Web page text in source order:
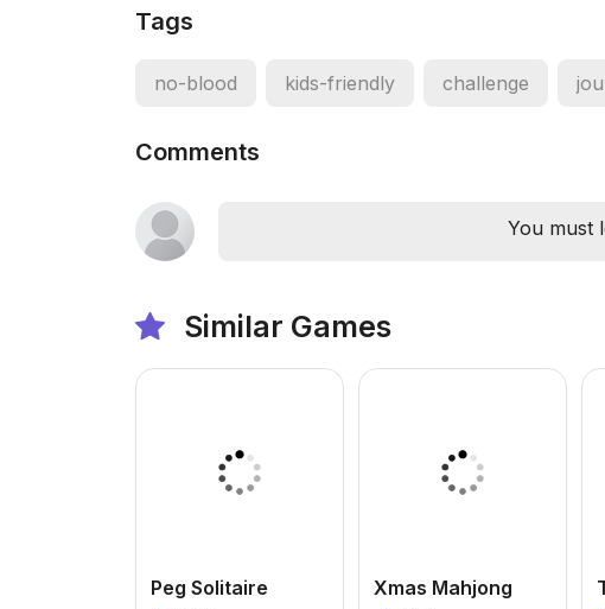
Tags
no-blood kids-friendly challenge
Comments
You must
Similar Games
Peg Solitaire Xmas Mahjong